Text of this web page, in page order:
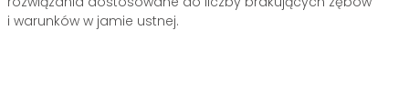
i warunków w jamie ustnej.